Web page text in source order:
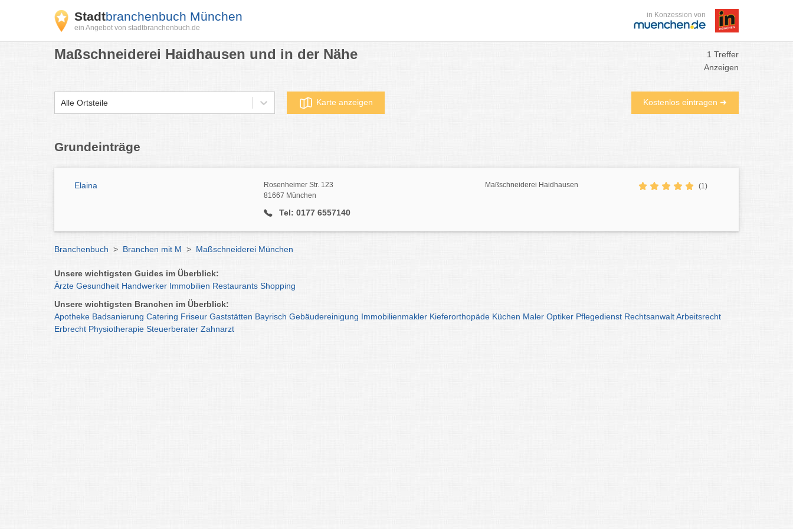
Stadtbranchenbuch München
ein Angebot von stadtbranchenbuch.de
in Konzession von
Maßschneiderei Haidhausen und in der Nähe
1 Treffer
Anzeigen
Alle Ortsteile Karte anzeigen Kostenlos eintragen ➜
Grundeinträge
Elaina
Rosenheimer Str. 123
81667 München
Tel: 0177 6557140
Maßschneiderei Haidhausen (1)
Branchenbuch > Branchen mit M > Maßschneiderei München
Unsere wichtigsten Guides im Überblick:
Ärzte Gesundheit Handwerker Immobilien Restaurants Shopping
Unsere wichtigsten Branchen im Überblick:
Apotheke Badsanierung Catering Friseur Gaststätten Bayrisch Gebäudereinigung Immobilienmakler Kieferorthopäde Küchen Maler Optiker Pflegedienst RechtsanwaltArbeitsrecht
Erbrecht Physiotherapie Steuerberater Zahnarzt